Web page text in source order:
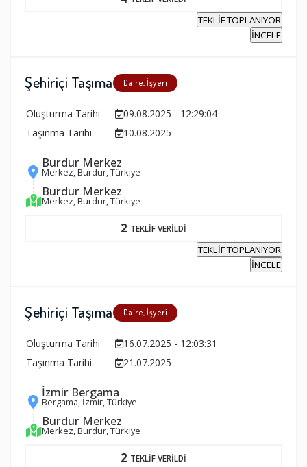
TEKLİF TOPLANIYOR
İNCELE
Şehiriçi Taşıma Daire, İşyeri
Oluşturma Tarihi
09.08.2025 - 12:29:04
Taşınma Tarihi
10.08.2025
Burdur Merkez
Merkez, Burdur, Türkiye
Burdur Merkez
Merkez, Burdur, Türkiye
2 TEKLİF VERİLDİ
TEKLİF TOPLANIYOR
İNCELE
Şehiriçi Taşıma Daire, İşyeri
Oluşturma Tarihi
16.07.2025 - 12:03:31
Taşınma Tarihi
21.07.2025
İzmir Bergama
Bergama, İzmir, Türkiye
Burdur Merkez
Merkez, Burdur, Türkiye
2 TEKLİF VERİLDİ